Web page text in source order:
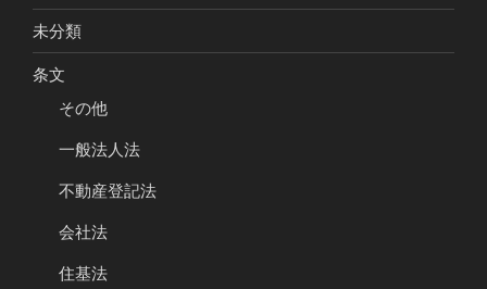
未分類
条文
その他
一般法人法
不動産登記法
会社法
住基法